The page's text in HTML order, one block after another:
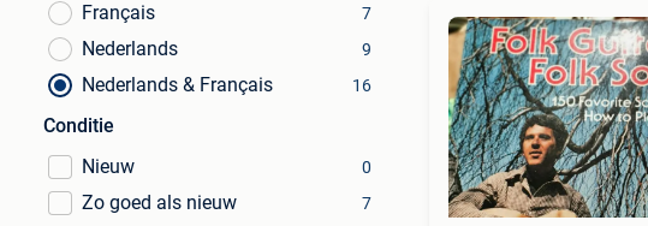
Français
7
Nederlands 9
Nederlands & Français 16
Conditie
Nieuw
0
Zo goed als nieuw 7